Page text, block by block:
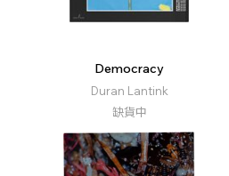
Democracy
Duran Lantink
缺貨中